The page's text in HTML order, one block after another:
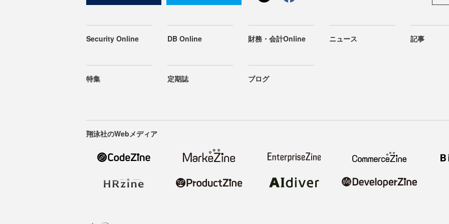
Security Online DB Online 財務・会計Online ニュース 記事
特集 定期誌 ブログ
翔泳社のWebメディア